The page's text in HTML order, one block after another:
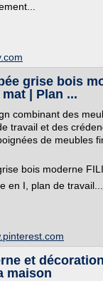
grise bois
| Plan ...
combinant des
travail et des
de meubles
bois moderne
en I, plan de travail...
et
maison